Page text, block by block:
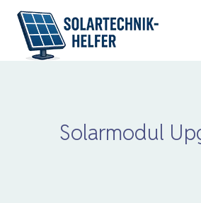
Zum
Inhalt
springen
Solarmodul